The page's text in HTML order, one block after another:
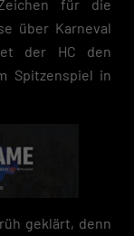
für die
über Karneval
der HC den
Spitzenspiel in
geklärt, denn